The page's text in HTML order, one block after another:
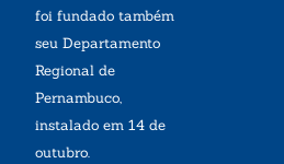
foi fundado também
seu Departamento
Regional de
Pernambuco,
instalado em 14 de
outubro.